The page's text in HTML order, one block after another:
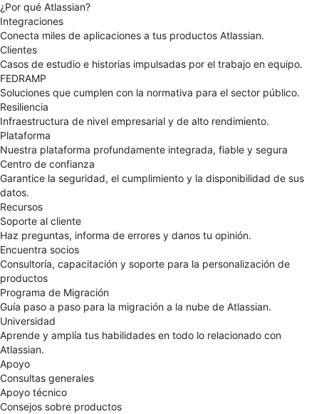
¿Por qué Atlassian?
Integraciones
Conecta miles de aplicaciones a tus productos Atlassian.
Clientes
Casos de estudio e historias impulsadas por el trabajo en equipo.
FEDRAMP
Soluciones que cumplen con la normativa para el sector público.
Resiliencia
Infraestructura de nivel empresarial y de alto rendimiento.
Plataforma
Nuestra plataforma profundamente integrada, fiable y segura
Centro de confianza
Garantice la seguridad, el cumplimiento y la disponibilidad de sus
datos.
Recursos
Soporte al cliente
Haz preguntas, informa de errores y danos tu opinión.
Encuentra socios
Consultoría, capacitación y soporte para la personalización de
productos
Programa de Migración
Guía paso a paso para la migración a la nube de Atlassian.
Universidad
Aprende y amplía tus habilidades en todo lo relacionado con
Atlassian.
Apoyo
Consultas generales
Apoyo técnico
Consejos sobre productos